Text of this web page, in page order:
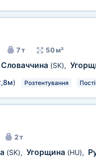
7 т 50 м³
Словаччина (SK),
) Розтентування
2 т
(SK), Угорщина (HU),